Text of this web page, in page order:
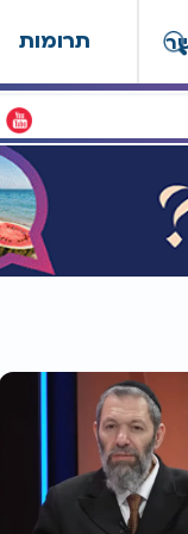
תרומות